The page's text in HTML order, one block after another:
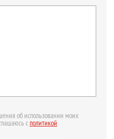
об использовании моих
сполитикой